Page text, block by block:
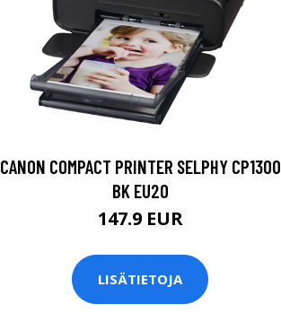
CANON COMPACT PRINTER SELPHY CP1300
BK EU20
147.9 EUR
LISÄTIETOJA